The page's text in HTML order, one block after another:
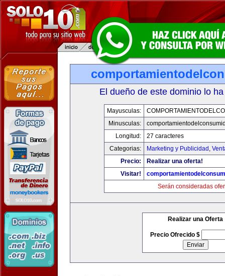
El dueño de este dominio lo
Mayusculas:
Minusculas:
Longitud:
27 caracteres
Categorias:
Marketing y Publicidad ,
Precio:
Realizar una oferta!
Visitar!
Serán consideradas
Realizar una Oferta
Precio Ofrecido $